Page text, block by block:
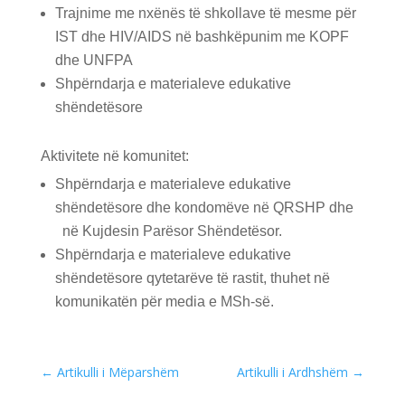
Trajnime me nxënës të shkollave të mesme për
IST dhe HIV/AIDS në bashkëpunim me KOPF
dhe UNFPA
Shpërndarja e materialeve edukative
shëndetësore
Aktivitete në komunitet:
Shpërndarja e materialeve edukative
shëndetësore dhe kondomëve në QRSHP dhe
në Kujdesin Parësor Shëndetësor.
Shpërndarja e materialeve edukative
shëndetësore qytetarëve të rastit, thuhet në
komunikatën për media e MSh-së.
← Artikulli i Mëparshëm Artikulli i Ardhshëm →